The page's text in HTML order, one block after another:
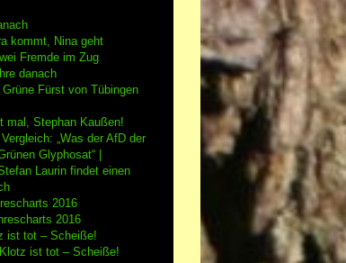
kommt, Nina geht
Fremde im Zug
danach
Grüne Fürst von Tübingen
mal, Stephan Kaußen!
„Was der AfD der
Glyphosat“ |
Laurin findet einen
2016
2016
ist tot – Scheiße!
ist tot – Scheiße!